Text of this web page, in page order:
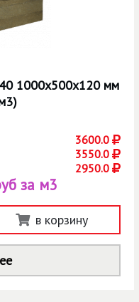
1000х500х120 мм
3600.0
3550.0
2950.0
за м3
в корзину